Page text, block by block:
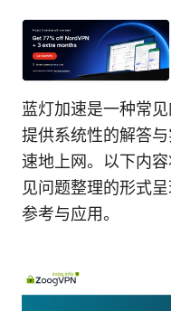
蓝灯加速是一种常
提供系统性的解答
速地上网。以下内
见问题整理的形式
参考与应用。